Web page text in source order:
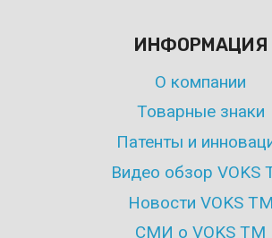
ИНФОРМАЦИЯ
О компании
Товарные знаки
Патенты и
Видео обзор VOKS
Новости VOKS TM
СМИ о VOKS TM